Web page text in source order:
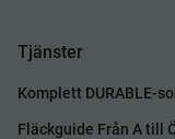
Tjänster
Komplett DURABLE-
Fläckguide Från A till